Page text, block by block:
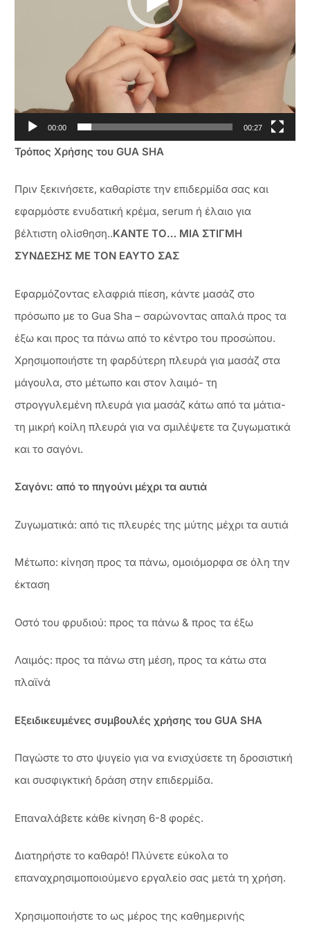
00:00 00:27
Τρόπος Χρήσης του GUA SHA
Πριν ξεκινήσετε, καθαρίστε την επιδερμίδα σας και
εφαρμόστε ενυδατική κρέμα, serum ή έλαιο για
βέλτιστη ολίσθηση..ΚΑΝΤΕ ΤΟ… ΜΙΑ ΣΤΙΓΜΗ
ΣΥΝΔΕΣΗΣ ΜΕ ΤΟΝ ΕΑΥΤΟ ΣΑΣ
Εφαρμόζοντας ελαφριά πίεση, κάντε μασάζ στο
πρόσωπο με το Gua Sha – σαρώνοντας απαλά προς τα
έξω και προς τα πάνω από το κέντρο του προσώπου.
Χρησιμοποιήστε τη φαρδύτερη πλευρά για μασάζ στα
μάγουλα, στο μέτωπο και στον λαιμό- τη
στρογγυλεμένη πλευρά για μασάζ κάτω από τα μάτια-
τη μικρή κοίλη πλευρά για να σμιλέψετε τα ζυγωματικά
και το σαγόνι.
Σαγόνι: από το πηγούνι μέχρι τα αυτιά
Ζυγωματικά: από τις πλευρές της μύτης μέχρι τα αυτιά
Μέτωπο: κίνηση προς τα πάνω, ομοιόμορφα σε όλη την
έκταση
Οστό του φρυδιού: προς τα πάνω & προς τα έξω
Λαιμός: προς τα πάνω στη μέση, προς τα κάτω στα
πλαϊνά
Εξειδικευμένες συμβουλές χρήσης του GUA SHA
Παγώστε το στο ψυγείο για να ενισχύσετε τη δροσιστική
και συσφιγκτική δράση στην επιδερμίδα.
Επαναλάβετε κάθε κίνηση 6-8 φορές.
Διατηρήστε το καθαρό! Πλύνετε εύκολα το
επαναχρησιμοποιούμενο εργαλείο σας μετά τη χρήση.
Χρησιμοποιήστε το ως μέρος της καθημερινής